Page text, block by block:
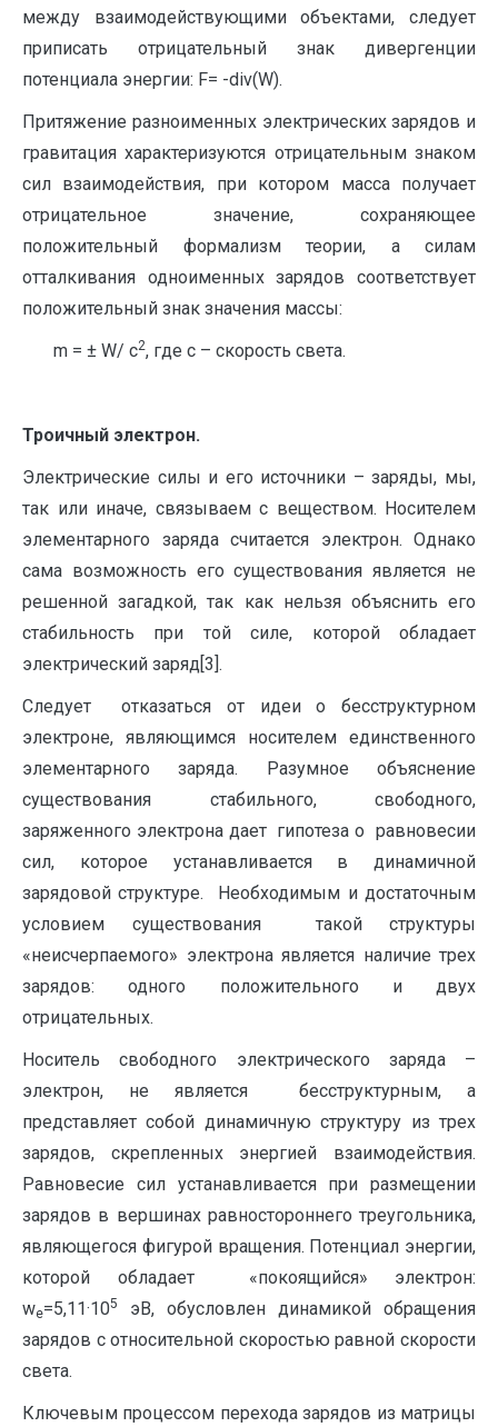
между взаимодействующими объектами, следует
приписать отрицательный знак дивергенции
потенциала энергии: F= -div(W).
Притяжение разноименных электрических зарядов и
гравитация характеризуются отрицательным знаком
сил взаимодействия, при котором масса получает
отрицательное значение, сохраняющее
положительный формализм теории, а силам
отталкивания одноименных зарядов соответствует
положительный знак значения массы:
m = ± W/ c2, где с – скорость света.
Троичный электрон.
Электрические силы и его источники – заряды, мы,
так или иначе, связываем с веществом. Носителем
элементарного заряда считается электрон. Однако
сама возможность его существования является не
решенной загадкой, так как нельзя объяснить его
стабильность при той силе, которой обладает
электрический заряд[3].
Следует отказаться от идеи о бесструктурном
электроне, являющимся носителем единственного
элементарного заряда. Разумное объяснение
существования стабильного, свободного,
заряженного электрона дает гипотеза о равновесии
сил, которое устанавливается в динамичной
зарядовой структуре. Необходимым и достаточным
условием существования такой структуры
«неисчерпаемого» электрона является наличие трех
зарядов: одного положительного и двух
отрицательных.
Носитель свободного электрического заряда –
электрон, не является бесструктурным, а
представляет собой динамичную структуру из трех
зарядов, скрепленных энергией взаимодействия.
Равновесие сил устанавливается при размещении
зарядов в вершинах равностороннего треугольника,
являющегося фигурой вращения. Потенциал энергии,
которой обладает «покоящийся» электрон:
we=5,11·105
эВ, обусловлен динамикой обращения
зарядов с относительной скоростью равной скорости
света.
Ключевым процессом перехода зарядов из матрицы